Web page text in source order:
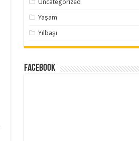
Uncategorized
Yaşam
Yılbaşı
Facebook